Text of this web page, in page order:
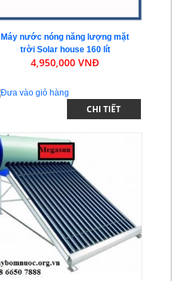
Máy nước nóng năng lượng mặt
trời Solar house 160 lít
4,950,000 VNĐ
CHI TIẾT